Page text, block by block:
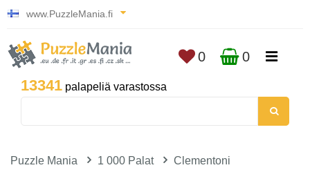
www.PuzzleMania.fi
13341 palapeliä varastossa
0 0
Puzzle Mania 1 000 Palat
Clementoni